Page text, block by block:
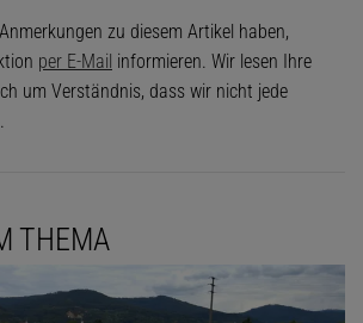
zu diesem Artikel haben,
per E-Mail informieren. Wir lesen Ihre
um Verständnis, dass wir nicht jede
THEMA